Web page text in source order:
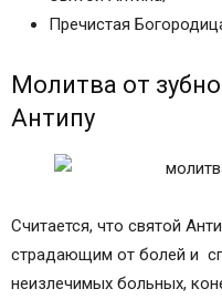
Молитва от зубной
Заговор от зубной
Степановой
Заговор на зубную
Заговор на зубную
Заговор от зубной
От боли есть верное
Кому молиться, если
Пречистая
Молитва от
Антипу
Считается, что святой
страдающим от болей и
неизлечимых больных,